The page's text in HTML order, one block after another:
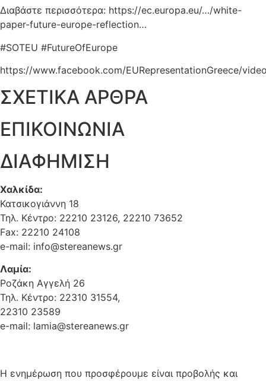
Διαβάστε περισσότερα: https://ec.europa.eu/…/white-
paper-future-europe-reflection…
#SOTEU #FutureOfEurope
https://www.facebook.com/EURepresentationGreece/
ΣΧΕΤΙΚΑ ΑΡΘΡΑ
ΕΠΙΚΟΙΝΩΝΙΑ
ΔΙΑΦΗΜΙΣΗ
Χαλκίδα:
Κατσικογιάννη 18
Τηλ. Κέντρο: 22210 23126, 22210 73652
Fax: 22210 24108
e-mail: info@stereanews.gr
Λαμία:
Ροζάκη Αγγελή 26
Τηλ. Κέντρο: 22310 31554,
22310 23589
e-mail: lamia@stereanews.gr
Η ενημέρωση που προσφέρουμε είναι προβολής και